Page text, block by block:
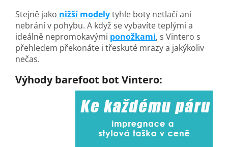
Stejně jako nižší modelytyhle boty netlačí ani
nebrání v pohybu. A když se vybavíte teplými a
ideálně nepromokavými ponožkami, s Vintero s
přehledem překonáte i třeskuté mrazy a jakýkoliv
nečas.
Výhody barefoot bot Vintero: